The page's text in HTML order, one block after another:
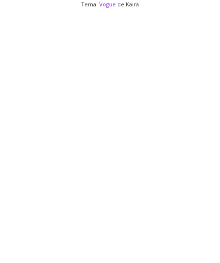
Tema: Vogue de Kaira